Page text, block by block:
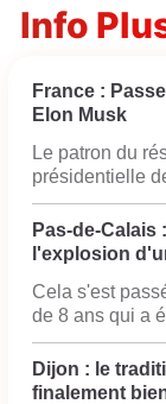
Info
France :
Elon Musk
Le patron du
présidentielle
Pas-de-Calais
l'explosion
Cela s'est
de 8 ans qui a
Dijon : le
finalement